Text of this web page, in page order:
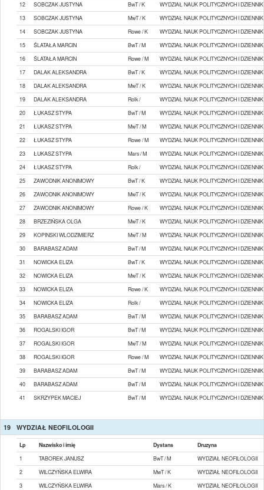
12
SOBCZAK JUSTYNA BwT / K
WYDZIAŁ NAUK POLITYCZNYCH I
13
SOBCZAK JUSTYNA MwT / K
WYDZIAŁ NAUK POLITYCZNYCH I
14
SOBCZAK JUSTYNA Rowe / K
WYDZIAŁ NAUK POLITYCZNYCH I
15
ŚLATAŁA MARCIN BwT / M
WYDZIAŁ NAUK POLITYCZNYCH I
16
ŚLATAŁA MARCIN Rowe / M
WYDZIAŁ NAUK POLITYCZNYCH I
17
DALAK ALEKSANDRA BwT / K
WYDZIAŁ NAUK POLITYCZNYCH I
18
DALAK ALEKSANDRA MwT / K
WYDZIAŁ NAUK POLITYCZNYCH I
19
DALAK ALEKSANDRA Rolk /
WYDZIAŁ NAUK POLITYCZNYCH I
20
ŁUKASZ STYPA BwT / M
WYDZIAŁ NAUK POLITYCZNYCH I
21
ŁUKASZ STYPA MwT / M
WYDZIAŁ NAUK POLITYCZNYCH I
22
ŁUKASZ STYPA Rowe / M
WYDZIAŁ NAUK POLITYCZNYCH I
23
ŁUKASZ STYPA Mars / M
WYDZIAŁ NAUK POLITYCZNYCH I
24
ŁUKASZ STYPA Rolk /
WYDZIAŁ NAUK POLITYCZNYCH I
25
ZAWODNIK ANONIMOWY BwT / K
WYDZIAŁ NAUK POLITYCZNYCH I
26
ZAWODNIK ANONIMOWY MwT / K
WYDZIAŁ NAUK POLITYCZNYCH I
27
ZAWODNIK ANONIMOWY Rowe / K
WYDZIAŁ NAUK POLITYCZNYCH I
28
BRZEZIŃSKA OLGA MwT / K
WYDZIAŁ NAUK POLITYCZNYCH I
29
KOPINSKI WLODZIMIERZ MwT / M
WYDZIAŁ NAUK POLITYCZNYCH I
30
BARABASZ ADAM BwT / M
WYDZIAŁ NAUK POLITYCZNYCH I
31
NOWICKA ELIZA BwT / K
WYDZIAŁ NAUK POLITYCZNYCH I
32
NOWICKA ELIZA MwT / K
WYDZIAŁ NAUK POLITYCZNYCH I
33
NOWICKA ELIZA Rowe / K
WYDZIAŁ NAUK POLITYCZNYCH I
34
NOWICKA ELIZA Rolk /
WYDZIAŁ NAUK POLITYCZNYCH I
35
BARABASZ ADAM BwT / M
WYDZIAŁ NAUK POLITYCZNYCH I
36
ROGALSKI IGOR BwT / M
WYDZIAŁ NAUK POLITYCZNYCH I
37
ROGALSKI IGOR MwT / M
WYDZIAŁ NAUK POLITYCZNYCH I
38
ROGALSKI IGOR Rowe / M
WYDZIAŁ NAUK POLITYCZNYCH I
39
BARABASZ ADAM BwT / M
WYDZIAŁ NAUK POLITYCZNYCH I
40
BARABASZ ADAM BwT / M
WYDZIAŁ NAUK POLITYCZNYCH I
41
SKRZYPEK MACIEJ BwT / M WYDZIAŁ NAUK POLITYCZNYCH I
19 WYDZIAŁ NEOFILOLOGII
Lp Nazwisko i imię Dystans
Druzyna
1
TABOREK JANUSZ BwT / M
WYDZIAŁ NEOFILOLOGII
2
WILCZYŃSKA ELWIRA MwT / K
WYDZIAŁ NEOFILOLOGII
3
WILCZYŃSKA ELWIRA Mars / K
WYDZIAŁ NEOFILOLOGII